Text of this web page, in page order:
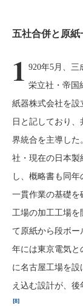
五社合併と原
1 920年5月、三
栄立社・帝国
紙器株式会社を設
日と記しており
界統合を主導した
社・現在の日本製
し、概略書も同
一貫作業の基礎を
工場の加工工場を
て原紙から段ボー
年には東京電気と
に名古屋工場を
え込む設計が、
[8]